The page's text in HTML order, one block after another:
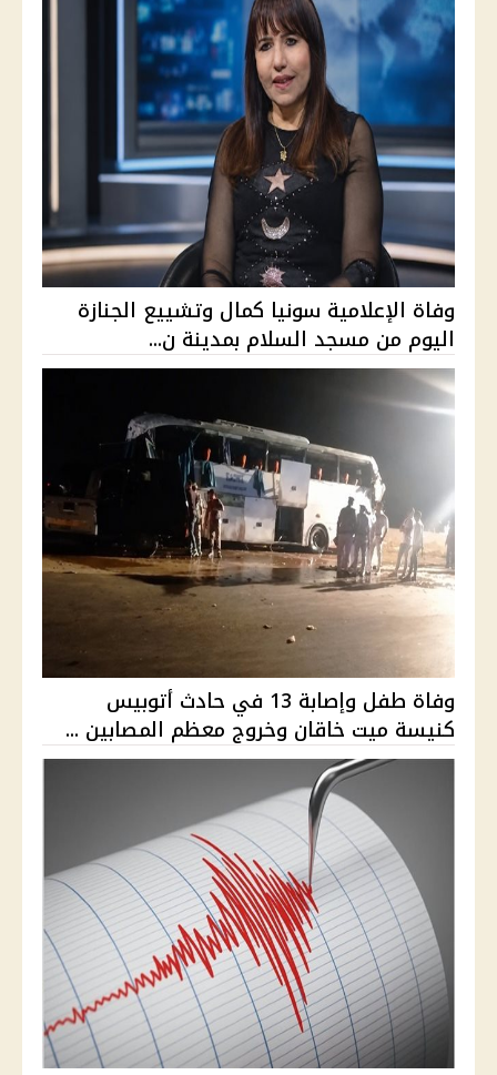
وفاة الإعلامية سونيا كمال وتشييع الجنازة
اليوم من مسجد السلام بمدينة ن...
وفاة طفل وإصابة 13 في حادث أتوبيس
كنيسة ميت خاقان وخروج معظم المصابين ...